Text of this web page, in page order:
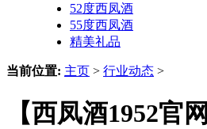
52度西凤酒
55度西凤酒
精美礼品
当前位置: 主页 > 行业动态 >
【西凤酒1952